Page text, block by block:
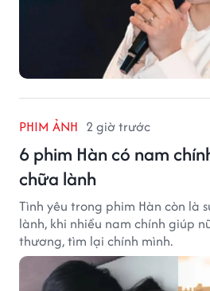
PHIM ẢNH 2 giờ trước
6 phim Hàn có nam
chữa lành
Tình yêu trong phim Hàn còn là
lành, khi nhiều nam chính giúp
thương, tìm lại chính mình.